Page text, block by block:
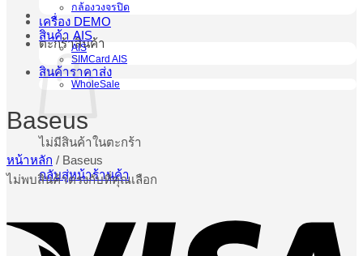
ตะกร้าสินค้า
ไม่มีสินค้าในตะกร้า
กลับสู่หน้าร้านค้า
กล้องวงจรปิด
เครื่อง DEMO
สินค้า AIS
AIS
SIMCard AIS
สินค้าราคาส่ง
WholeSale
Baseus
หน้าหลัก / Baseus
ไม่พบสินค้าตรงกับที่คุณเลือก